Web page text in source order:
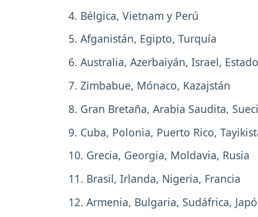
4. Bélgica, Vietnam y Perú
5. Afganistán, Egipto, Turquía
6. Australia, Azerbaiyán, Israel,
7. Zimbabue, Mónaco, Kazajstán
8. Gran Bretaña, Arabia Saudita,
9. Cuba, Polonia, Puerto Rico,
10. Grecia, Georgia, Moldavia, Rusia
11. Brasil, Irlanda, Nigeria, Francia
12. Armenia, Bulgaria, Sudáfrica,